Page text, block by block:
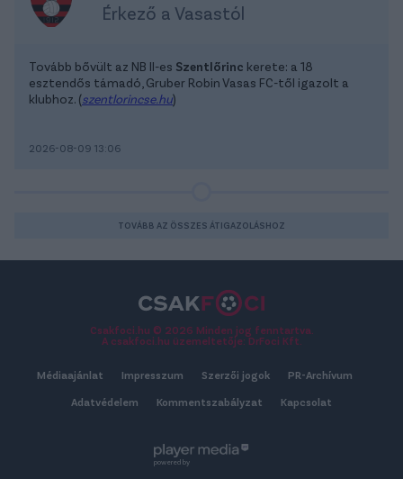
Érkező a Vasastól
Tovább bővült az NB II-es Szentlőrinc kerete: a 18
esztendős támadó, Gruber Robin Vasas FC-től igazolt a
klubhoz. (szentlorincse.hu)
2026-08-09 13:06
TOVÁBB AZ ÖSSZES ÁTIGAZOLÁSHOZ
Csakfoci.hu © 2026 Minden jog fenntartva.
A csakfoci.hu üzemeltetője: DrFoci Kft.
Médiaajánlat Impresszum Szerzői jogok PR-Archívum
Adatvédelem Kommentszabályzat Kapcsolat
powered by